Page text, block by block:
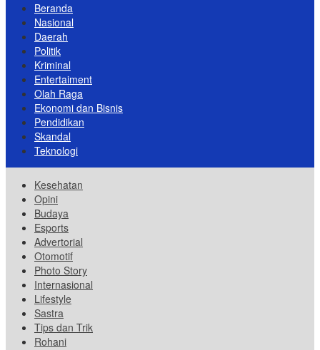
Beranda
Nasional
Daerah
Politik
Kriminal
Entertaiment
Olah Raga
Ekonomi dan Bisnis
Pendidikan
Skandal
Teknologi
Kesehatan
Opini
Budaya
Esports
Advertorial
Otomotif
Photo Story
Internasional
Lifestyle
Sastra
Tips dan Trik
Rohani